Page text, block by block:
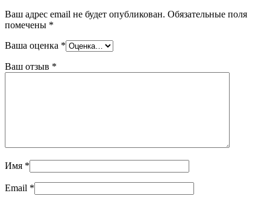
Ваш адрес email не будет опубликован. Обязательные поля
помечены *
Ваша оценка *
Ваш отзыв *
Имя *
Email *